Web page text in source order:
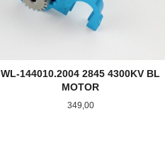
WL-144010.2004 2845 4300KV BL
MOTOR
Pris
349,00